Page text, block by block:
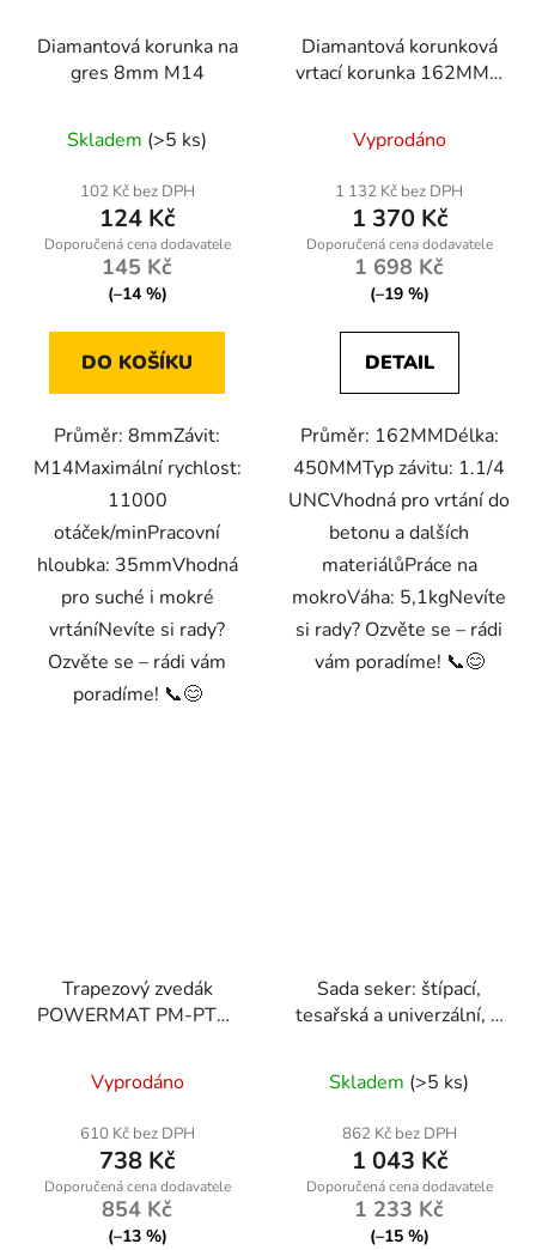
Diamantová korunka na
gres 8mm M14
Skladem (>5 ks)
102 Kč bez DPH
124 Kč
145 Kč
(–14 %)
DO KOŠÍKU
Průměr: 8mmZávit:
M14Maximální rychlost:
11000
otáček/minPracovní
hloubka: 35mmVhodná
pro suché i mokré
vrtáníNevíte si rady?
Ozvěte se – rádi vám
poradíme! 📞😊
Diamantová korunková
vrtací korunka 162MM x
Vyprodáno
1 132 Kč bez DPH
1 370 Kč
1 698 Kč
(–19 %)
DETAIL
Průměr: 162MMDélka:
450MMTyp závitu: 1.1/4
UNCVhodná pro vrtání do
betonu a dalších
materiálůPráce na
mokroVáha: 5,1kgNevíte
si rady? Ozvěte se – rádi
vám poradíme! 📞😊
Trapezový zvedák
POWERMAT PM-PTR-
hodnocení
produktu
je
5,0
z
Vyprodáno
610 Kč bez DPH
738 Kč
854 Kč
(–13 %)
Sada seker: štípací,
tesařská a univerzální, 3
RTZS0054
Skladem (>5 ks)
862 Kč bez DPH
1 043 Kč
1 233 Kč
(–15 %)